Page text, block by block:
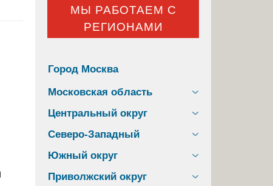
МЫ РАБОТАЕМ С
РЕГИОНАМИ
Город Москва
Московская область
Центральный округ
Северо-Западный
Южный округ
Приволжский округ